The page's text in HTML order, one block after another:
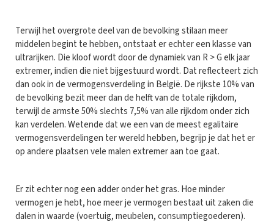
Terwijl het overgrote deel van de bevolking stilaan meer
middelen begint te hebben, ontstaat er echter een klasse van
ultrarijken. Die kloof wordt door de dynamiek van R > G elk jaar
extremer, indien die niet bijgestuurd wordt. Dat reflecteert zich
dan ook in de vermogensverdeling in België. De rijkste 10% van
de bevolking bezit meer dan de helft van de totale rijkdom,
terwijl de armste 50% slechts 7,5% van alle rijkdom onder zich
kan verdelen. Wetende dat we een van de meest egalitaire
vermogensverdelingen ter wereld hebben, begrijp je dat het er
op andere plaatsen vele malen extremer aan toe gaat.
Er zit echter nog een adder onder het gras. Hoe minder
vermogen je hebt, hoe meer je vermogen bestaat uit zaken die
dalen in waarde (voertuig, meubelen, consumptiegoederen).